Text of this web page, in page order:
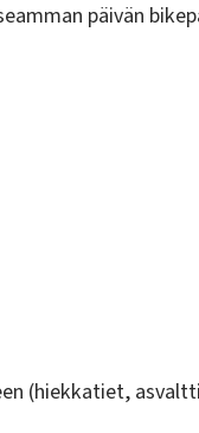
päivän
(hiekkatiet,